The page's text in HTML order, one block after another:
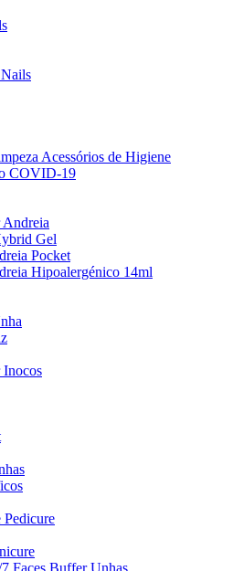
Acessórios de Higiene
COVID-19
Gel
Pocket
Hipoalergénico 14ml
Faces Buffer Unhas